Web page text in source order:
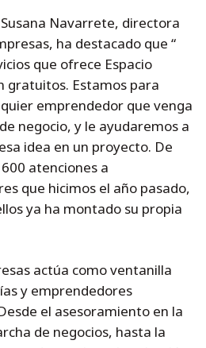
Navarrete, directora
ha destacado que “
que ofrece Espacio
gratuitos. Estamos para
emprendedor que venga
negocio, y le ayudaremos a
idea en un proyecto. De
atenciones a
que hicimos el año pasado,
ya ha montado su propia
actúa como ventanilla
y emprendedores
el asesoramiento en la
de negocios, hasta la